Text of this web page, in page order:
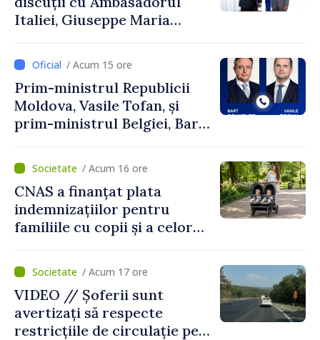
Italiei, Giuseppe Maria
/ Acum 15 ore
Prim-ministrul Republicii
Moldova, Vasile Tofan, și
prim-ministrul Belgiei, Bart
despre parcursul european
al Republicii Moldova.
/ Acum 16 ore
CNAS a finanțat plata
indemnizațiilor pentru
familiile cu copii și a celor
temporară de muncă
/ Acum 17 ore
VIDEO // Șoferii sunt
avertizați să respecte
restricțiile de circulație pe